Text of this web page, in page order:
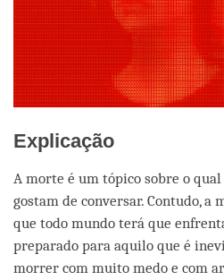
Explicação
A morte é um tópico sobre o
gostam de conversar. Contudo, a
que todo mundo terá que
preparado para aquilo que é
morrer com muito medo e com